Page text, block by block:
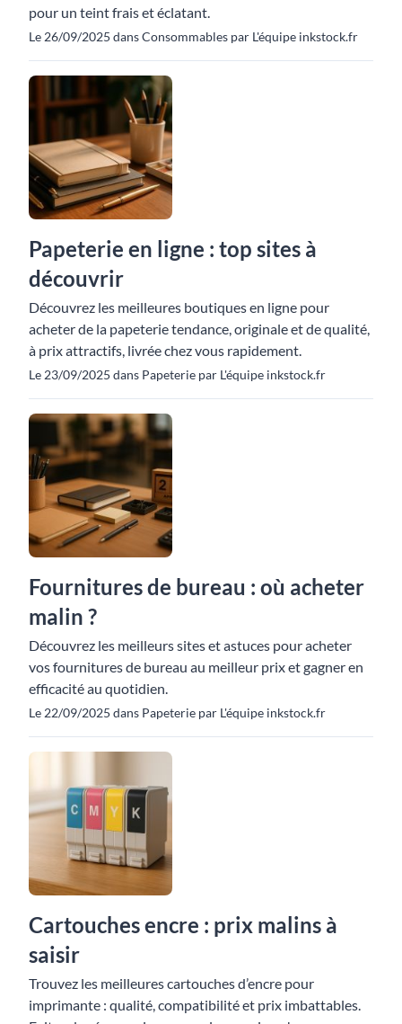
pour un teint frais et éclatant.
Le 26/09/2025 dans Consommables par L'équipe inkstock.fr
Papeterie en ligne : top sites à
découvrir
Découvrez les meilleures boutiques en ligne pour
acheter de la papeterie tendance, originale et de qualité,
à prix attractifs, livrée chez vous rapidement.
Le 23/09/2025 dans Papeterie par L'équipe inkstock.fr
Fournitures de bureau : où acheter
malin ?
Découvrez les meilleurs sites et astuces pour acheter
vos fournitures de bureau au meilleur prix et gagner en
efficacité au quotidien.
Le 22/09/2025 dans Papeterie par L'équipe inkstock.fr
Cartouches encre : prix malins à
saisir
Trouvez les meilleures cartouches d’encre pour
imprimante : qualité, compatibilité et prix imbattables.